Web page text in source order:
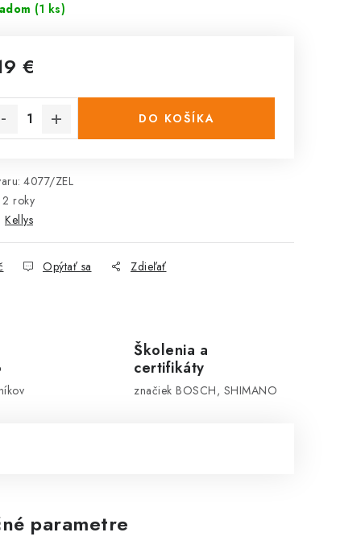
(1 ks)
€
DO KOŠÍKA
4077/ZEL
2 roky
Kellys
Opýtať sa Zdieľať
Školenia a
certifikáty
značiek BOSCH, SHIMANO
parametre